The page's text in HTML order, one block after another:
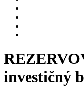
investičný